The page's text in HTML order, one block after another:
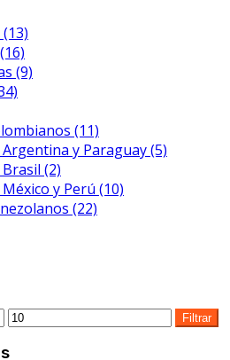
(13)
(16)
(9)
(11)
y Paraguay(5)
(2)
y Perú (10)
(22)
Precio
Filtrar